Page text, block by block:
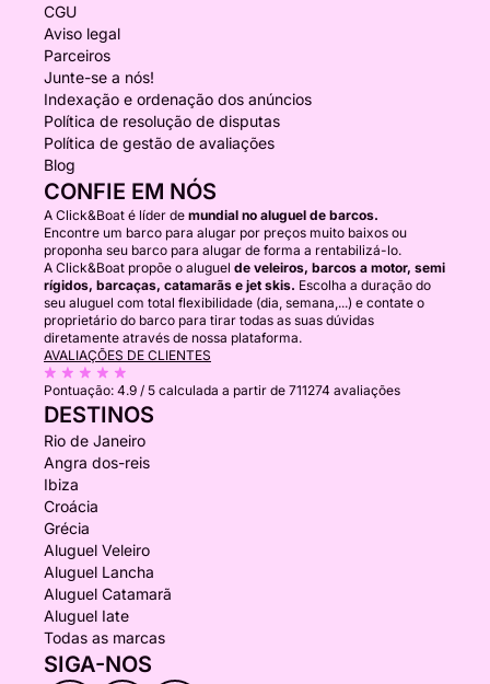
CGU
Aviso legal
Parceiros
Junte-se a nós!
Indexação e ordenação dos anúncios
Política de resolução de disputas
Política de gestão de avaliações
Blog
CONFIE EM NÓS
A Click&Boat é líder de mundial no aluguel de barcos.
Encontre um barco para alugar por preços muito baixos ou
proponha seu barco para alugar de forma a rentabilizá-lo.
A Click&Boat propõe o aluguel de veleiros, barcos a motor, semi
rígidos, barcaças, catamarãs e jet skis. Escolha a duração do
seu aluguel com total flexibilidade (dia, semana,...) e contate o
proprietário do barco para tirar todas as suas dúvidas
diretamente através de nossa plataforma.
AVALIAÇÕES DE CLIENTES
Pontuação: 4.9 / 5 calculada a partir de 711274 avaliações
DESTINOS
Rio de Janeiro
Angra dos-reis
Ibiza
Croácia
Grécia
Aluguel Veleiro
Aluguel Lancha
Aluguel Catamarã
Aluguel Iate
Todas as marcas
SIGA-NOS